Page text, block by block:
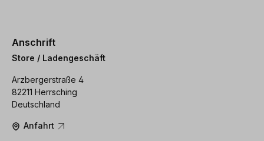
Anschrift
Store / Ladengeschäft
Arzbergerstraße 4
82211 Herrsching
Deutschland
Anfahrt